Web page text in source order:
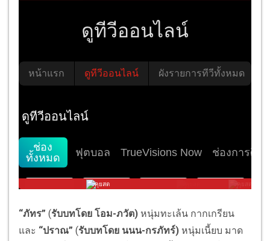
“ภัทร” (รับบทโดย โอม-ภวัต) หนุ่มทะเล้น กากเกรียน
และ “ปราณ” (รับบทโดย นนน-กรภัทร์) หนุ่มเนี้ยบ มาด